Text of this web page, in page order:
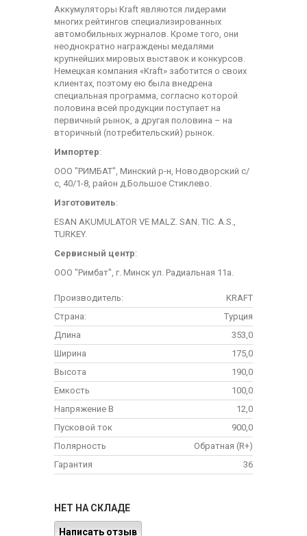
Аккумуляторы Kraft являются лидерами
многих рейтингов специализированных
автомобильных журналов. Кроме того, они
неоднократно награждены медалями
крупнейших мировых выставок и конкурсов.
Немецкая компания «Kraft» заботится о своих
клиентах, поэтому ею была внедрена
специальная программа, согласно которой
половина всей продукции поступает на
первичный рынок, а другая половина – на
вторичный (потребительский) рынок.
Импортер:
ООО "РИМБАТ", Минский р-н, Новодворский с/
с, 40/1-8, район д.Большое Стиклево.
Изготовитель:
ESAN AKUMULATOR VE MALZ. SAN. TIC. A.S.,
TURKEY.
Сервисный центр:
ООО "Римбат", г. Минск ул. Радиальная 11а.
Производитель:
KRAFT
Страна:
Турция
Длина
353,0
Ширина
175,0
Высота
190,0
Емкость
100,0
Напряжение В
12,0
Пусковой ток
900,0
Полярность
Обратная (R+)
Гарантия
36
НЕТ НА СКЛАДЕ
Написать отзыв